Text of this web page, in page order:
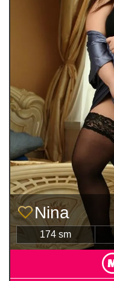
Nina
174 sm